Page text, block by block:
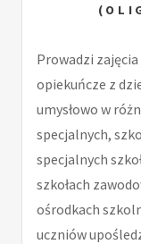
Prowadzi
opiekuńcze z
umysłowo w
specjalnych,
specjalnych
szkołach
ośrodkach
uczniów